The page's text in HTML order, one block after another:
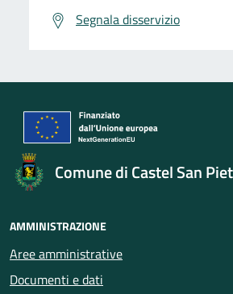
Segnala disservizio
Comune di Castel San
AMMINISTRAZIONE
Aree amministrative
Documenti e dati